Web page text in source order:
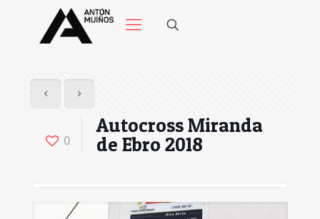
0
Autocross Miranda
de Ebro 2018